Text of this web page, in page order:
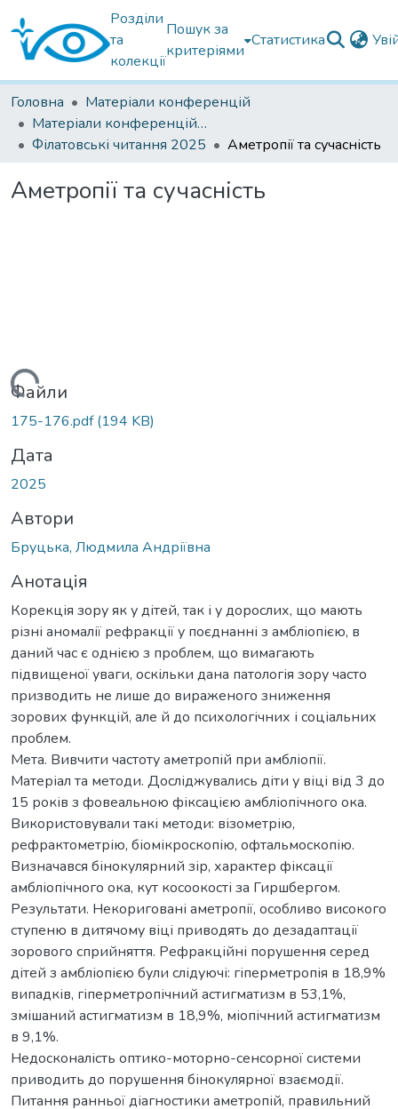
Розділи
та
колекції
Пошук за
критеріями
Статистика
Головна
Матеріали конференцій
Матеріали конференцій Інституту Філатова
Філатовські читання 2025
Аметропії та сучасність
Аметропії та сучасність
Файли
175-176.pdf(194 KB)
Дата
2025
Автори
Бруцька, Людмила Андріївна
Анотація
Корекція зору як у дітей, так і у дорослих, що мають
різні аномалії рефракції у поєднанні з амбліопією, в
даний час є однією з проблем, що вимагають
підвищеної уваги, оскільки дана патологія зору часто
призводить не лише до вираженого зниження
зорових функцій, але й до психологічних і соціальних
проблем.
Мета. Вивчити частоту аметропій при амбліопії.
Матеріал та методи. Досліджувались діти у віці від 3 до
15 років з фовеальною фіксацією амбліопічного ока.
Використовували такі методи: візометрію,
рефрактометрію, біомікроскопію, офтальмоскопію.
Визначався бінокулярний зір, характер фіксації
амбліопічного ока, кут косоокості за Гиршбергом.
Результати. Некориговані аметропії, особливо високого
ступеню в дитячому віці приводять до дезадаптації
зорового сприйняття. Рефракційні порушення серед
дітей з амбліопією були слідуючі: гіперметропія в 18,9%
випадків, гіперметропічний астигматизм в 53,1%,
змішаний астигматизм в 18,9%, міопічний астигматизм
в 9,1%.
Недосконалість оптико-моторно-сенсорної системи
приводить до порушення бінокулярної взаємодії.
Питання ранньої діагностики аметропій, правильний